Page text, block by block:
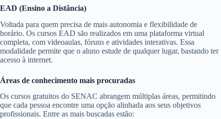
EAD (Ensino a Distância)
Voltada para quem precisa de mais autonomia e flexibilidade de
horário. Os cursos EAD são realizados em uma plataforma virtual
completa, com videoaulas, fóruns e atividades interativas. Essa
modalidade permite que o aluno estude de qualquer lugar, bastando ter
acesso à internet.
Áreas de conhecimento mais procuradas
Os cursos gratuitos do SENAC abrangem múltiplas áreas, permitindo
que cada pessoa encontre uma opção alinhada aos seus objetivos
profissionais. Entre as mais buscadas estão: